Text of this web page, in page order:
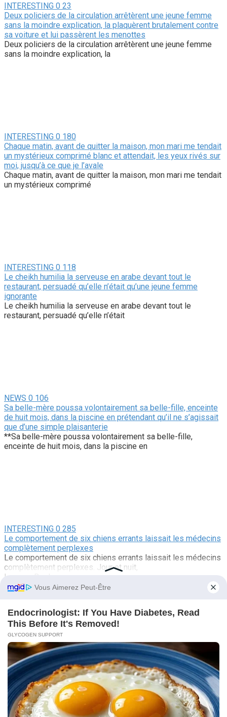
INTERESTING 0 23
Deux policiers de la circulation arrêtèrent une jeune femme
sans la moindre explication, la plaquèrent brutalement contre
sa voiture et lui passèrent les menottes
Deux policiers de la circulation arrêtèrent une jeune femme
sans la moindre explication, la
INTERESTING 0 180
Chaque matin, avant de quitter la maison, mon mari me tendait
un mystérieux comprimé blanc et attendait, les yeux rivés sur
moi, jusqu’à ce que je l’avale
Chaque matin, avant de quitter la maison, mon mari me tendait
un mystérieux comprimé
INTERESTING 0 118
Le cheikh humilia la serveuse en arabe devant tout le
restaurant, persuadé qu’elle n’était qu’une jeune femme
ignorante
Le cheikh humilia la serveuse en arabe devant tout le
restaurant, persuadé qu’elle n’était
NEWS 0 106
Sa belle-mère poussa volontairement sa belle-fille, enceinte
de huit mois, dans la piscine en prétendant qu’il ne s’agissait
que d’une simple plaisanterie
**Sa belle-mère poussa volontairement sa belle-fille,
enceinte de huit mois, dans la piscine en
INTERESTING 0 285
Le comportement de six chiens errants laissait les médecins
complètement perplexes
Le comportement de six chiens errants laissait les médecins
complètement perplexes. Jour et nuit,
Leave a Reply
Name
Email*
Website
Comment